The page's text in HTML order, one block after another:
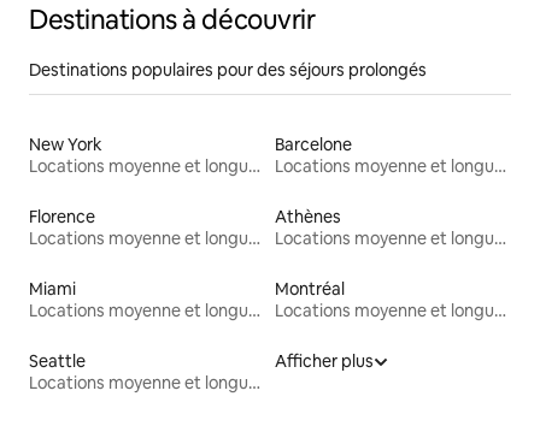
Destinations à découvrir
Destinations populaires pour des séjours prolongés
New York
Locations moyenne et longue durée
Barcelone
Locations moyenne et longue durée
Florence
Locations moyenne et longue durée
Athènes
Locations moyenne et longue durée
Miami
Locations moyenne et longue durée
Montréal
Locations moyenne et longue durée
Seattle
Locations moyenne et longue durée
Afficher plus